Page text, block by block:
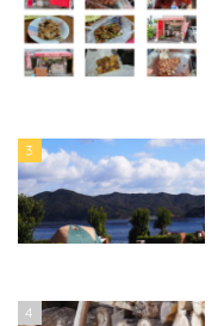
3
4